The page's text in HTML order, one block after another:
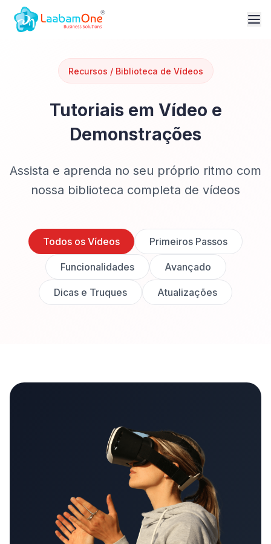
Recursos / Biblioteca de Vídeos
Tutoriais em Vídeo e
Demonstrações
Assista e aprenda no seu próprio ritmo com
nossa biblioteca completa de vídeos
Todos os Vídeos Primeiros Passos
Funcionalidades Avançado
Dicas e Truques Atualizações